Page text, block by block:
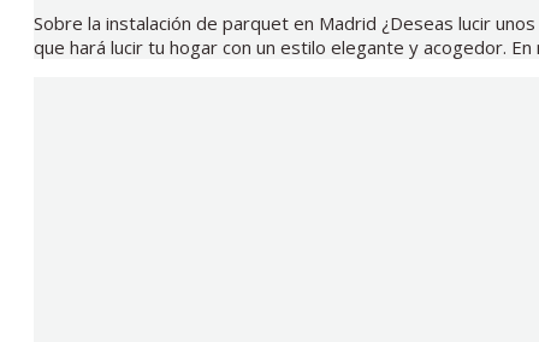
Sobre la instalación de parquet en Madrid ¿Deseas lucir
que hará lucir tu hogar con un estilo elegante y acogedor.